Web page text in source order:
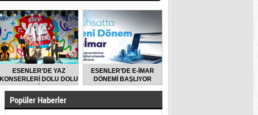
ESENLER’DE YAZ
KONSERLERİ DOLU DOLU
GEÇİYOR
ESENLER’DE E-İMAR
DÖNEMİ BAŞLIYOR
Popüler Haberler